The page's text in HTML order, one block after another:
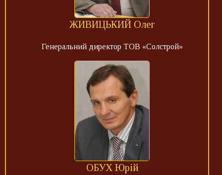
ЖИВИЦЬКИЙ Олег
Генеральний директор ТОВ «Солстрой»
ОБУХ Юрій